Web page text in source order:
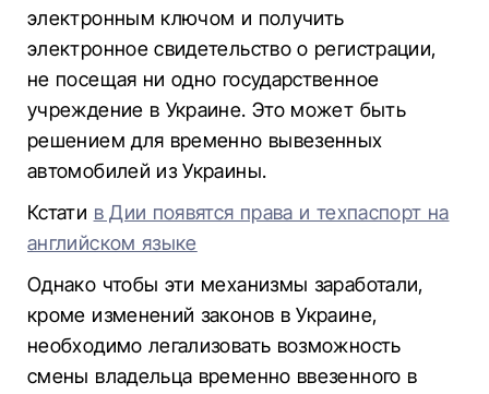
электронным ключом и получить
электронное свидетельство о регистрации,
не посещая ни одно государственное
учреждение в Украине. Это может быть
решением для временно вывезенных
автомобилей из Украины.
Кстати в Дии появятся права и техпаспорт на
английском языке
Однако чтобы эти механизмы заработали,
кроме изменений законов в Украине,
необходимо легализовать возможность
смены владельца временно ввезенного в